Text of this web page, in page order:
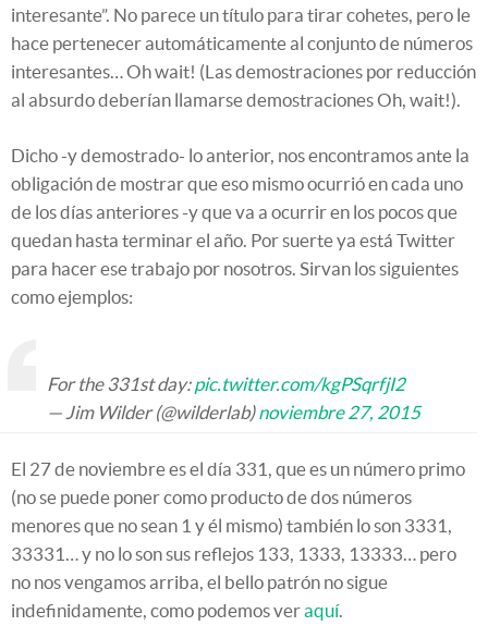
interesante”. No parece un título para tirar cohetes, pero le
hace pertenecer automáticamente al conjunto de números
interesantes… Oh wait! (Las demostraciones por reducción
al absurdo deberían llamarse demostraciones Oh, wait!).
Dicho -y demostrado- lo anterior, nos encontramos ante la
obligación de mostrar que eso mismo ocurrió en cada uno
de los días anteriores -y que va a ocurrir en los pocos que
quedan hasta terminar el año. Por suerte ya está Twitter
para hacer ese trabajo por nosotros. Sirvan los siguientes
como ejemplos:
For the 331st day:pic.twitter.com/kgPSqrfjI2
— Jim Wilder (@wilderlab)noviembre 27, 2015
El 27 de noviembre es el día 331, que es un número primo
(no se puede poner como producto de dos números
menores que no sean 1 y él mismo) también lo son 3331,
33331… y no lo son sus reflejos 133, 1333, 13333… pero
no nos vengamos arriba, el bello patrón no sigue
indefinidamente, como podemos veraquí.